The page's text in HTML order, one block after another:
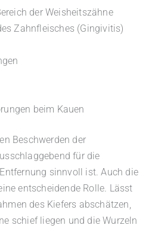
der Weisheitszähne
Zahnfleisches (Gingivitis)
beim Kauen
Beschwerden der
für die
sinnvoll ist. Auch die
entscheidende Rolle. Lässt
des Kiefers abschätzen,
schief liegen und die Wurzeln